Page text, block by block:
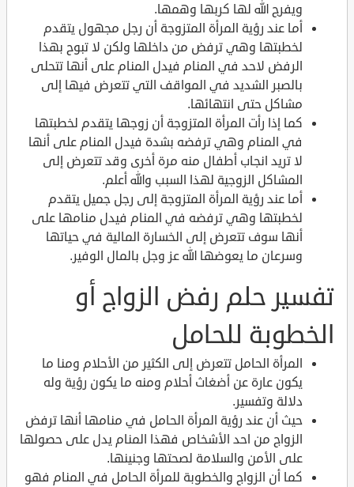
ويفرج الله لها كربها وهمها.
أما عند رؤية المرأة المتزوجة أن رجل مجهول يتقدم
لخطبتها وهي ترفض من داخلها ولكن لا تبوح بهذا
الرفض لاحد في المنام فيدل المنام على أنها تتحلى
بالصبر الشديد في المواقف التي تتعرض فيها إلى
مشاكل حتى انتهائها.
كما إذا رأت المرأة المتزوجة أن زوجها يتقدم لخطبتها
في المنام وهي ترفضه بشدة فيدل المنام على أنها
لا تريد انجاب أطفال منه مرة أخرى وقد تتعرض إلى
المشاكل الزوجية لهذا السبب والله أعلم.
أما عند رؤية المرأة المتزوجة إلى رجل جميل يتقدم
لخطبتها وهي ترفضه في المنام فيدل منامها على
أنها سوف تتعرض إلى الخسارة المالية في حياتها
وسرعان ما يعوضها الله عز وجل بالمال الوفير.
تفسير حلم رفض الزواج أو
الخطوبة للحامل
المرأة الحامل تتعرض إلى الكثير من الأحلام ومنا ما
يكون عارة عن أضغاث أحلام ومنه ما يكون رؤية وله
دلالة وتفسير.
حيث أن عند رؤية المرأة الحامل في منامها أنها ترفض
الزواج من احد الأشخاص فهذا المنام يدل على حصولها
على الأمن والسلامة لصحتها وجنينها.
كما أن الزواج والخطوبة للمرأة الحامل في المنام فهو